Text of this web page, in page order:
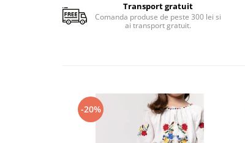
Transport gratuit
Comanda produse de peste 300 lei si
ai transport gratuit.
-20%